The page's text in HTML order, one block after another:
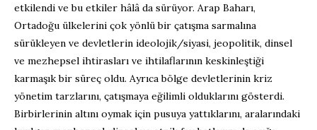
etkilendi ve bu etkiler hâlâ da sürüyor. Arap Baharı,
Ortadoğu ülkelerini çok yönlü bir çatışma sarmalına
sürükleyen ve devletlerin ideolojik/siyasi, jeopolitik, dinsel
ve mezhepsel ihtirasları ve ihtilaflarının keskinleştiği
karmaşık bir süreç oldu. Ayrıca bölge devletlerinin kriz
yönetim tarzlarını, çatışmaya eğilimli olduklarını gösterdi.
Birbirlerinin altını oymak için pusuya yattıklarını, aralarındaki